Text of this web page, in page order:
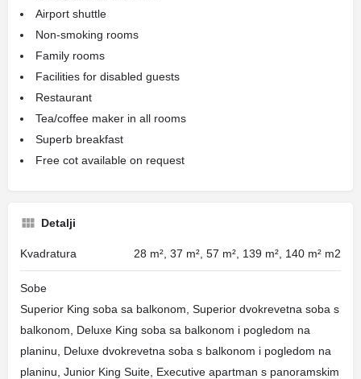
Airport shuttle
Non-smoking rooms
Family rooms
Facilities for disabled guests
Restaurant
Tea/coffee maker in all rooms
Superb breakfast
Free cot available on request
Detalji
Kvadratura 28 m², 37 m², 57 m², 139 m², 140 m² m2
Sobe
Superior King soba sa balkonom, Superior dvokrevetna soba s
balkonom, Deluxe King soba sa balkonom i pogledom na
planinu, Deluxe dvokrevetna soba s balkonom i pogledom na
planinu, Junior King Suite, Executive apartman s panoramskim